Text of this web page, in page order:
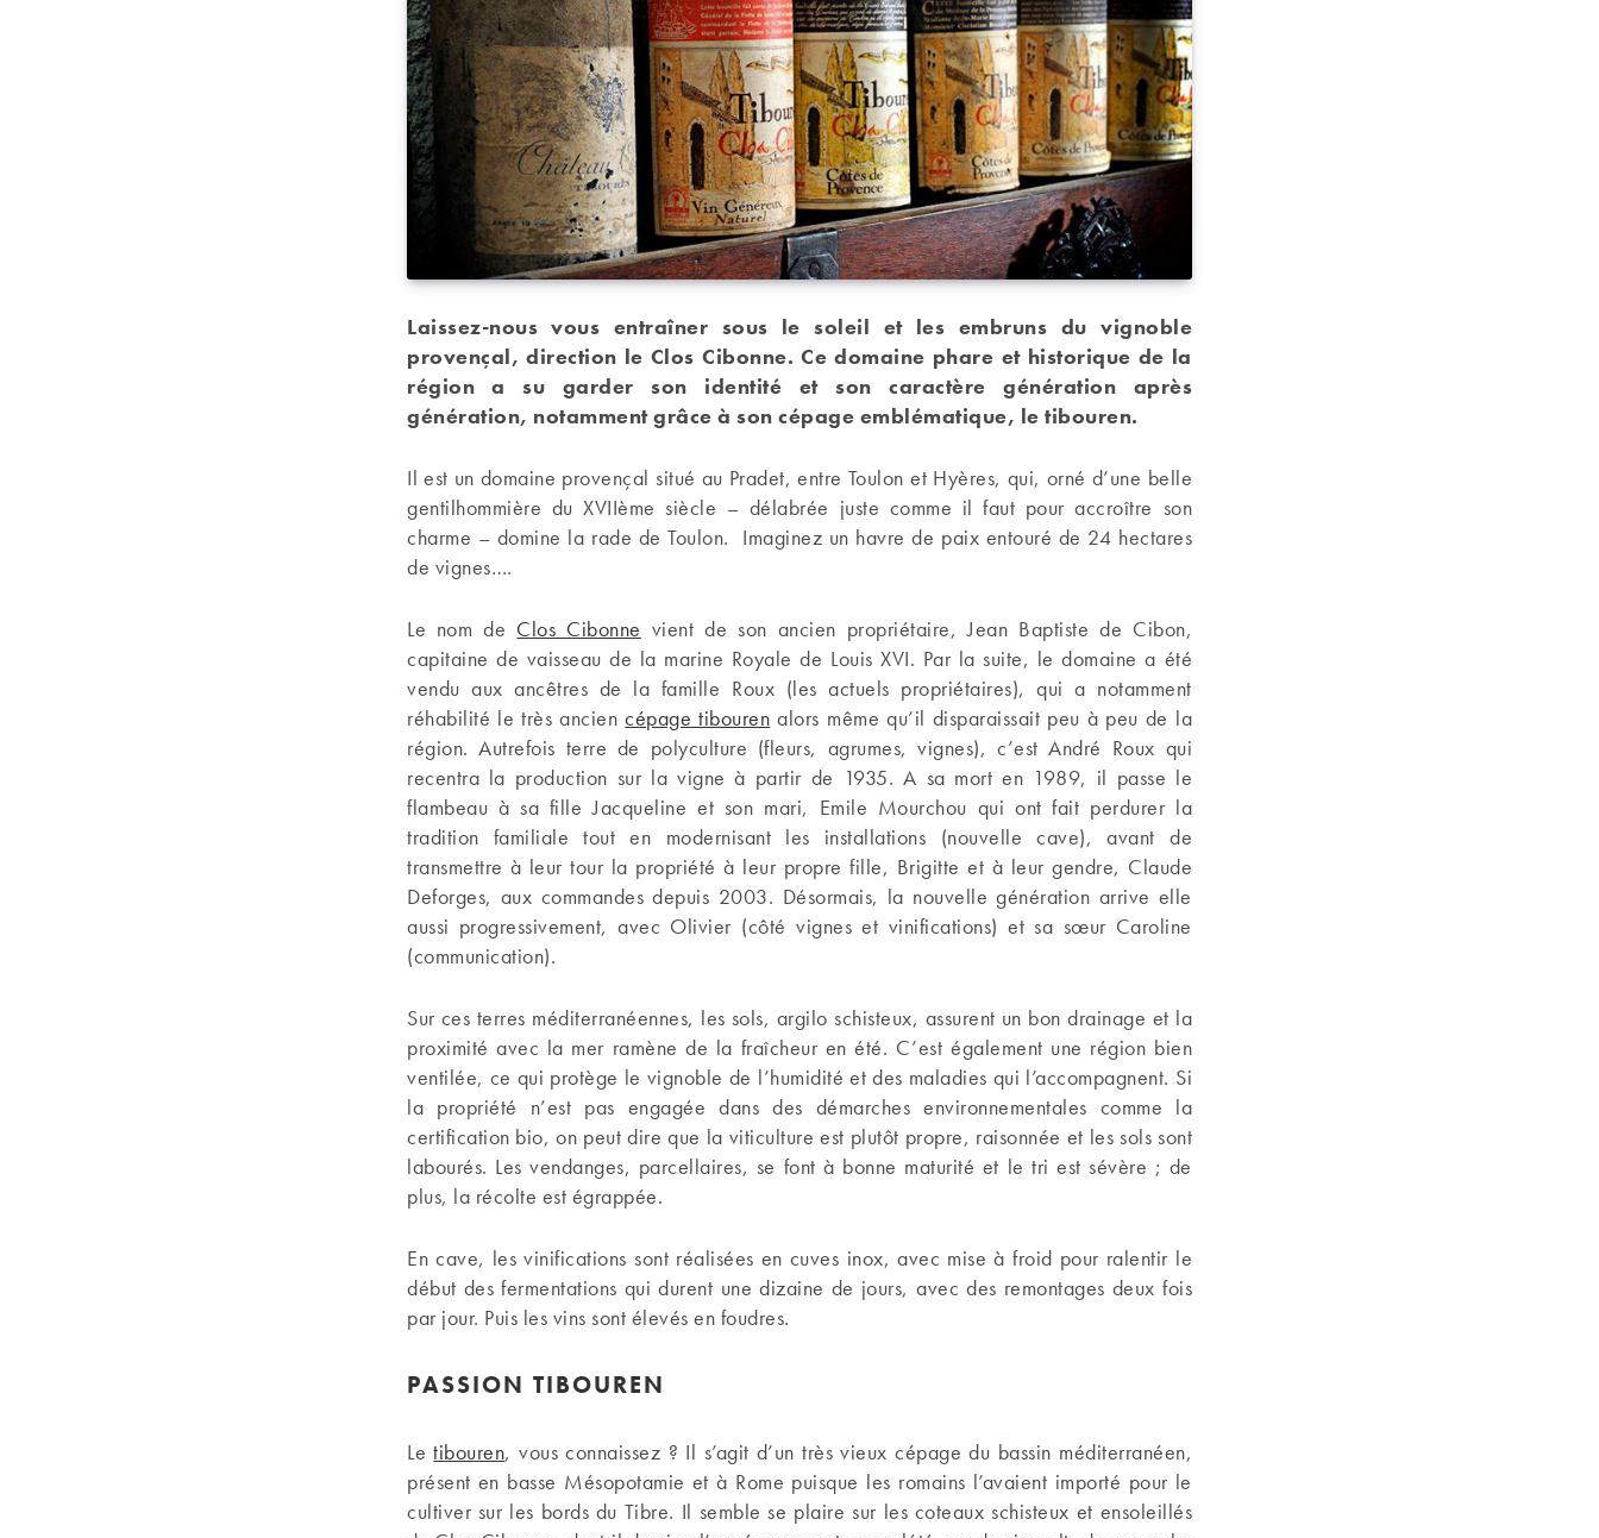
Laissez-nous vous entraîner sous le soleil et les embruns du vignoble
provençal, direction le Clos Cibonne. Ce domaine phare et historique de la
région a su garder son identité et son caractère génération après
génération, notamment grâce à son cépage emblématique, le tibouren.
Il est un domaine provençal situé au Pradet, entre Toulon et Hyères, qui, orné d’une belle
gentilhommière du XVIIème siècle – délabrée juste comme il faut pour accroître son
charme – domine la rade de Toulon. Imaginez un havre de paix entouré de 24 hectares
de vignes….
Le nom de Clos Cibonne vient de son ancien propriétaire, Jean Baptiste de Cibon,
capitaine de vaisseau de la marine Royale de Louis XVI. Par la suite, le domaine a été
vendu aux ancêtres de la famille Roux (les actuels propriétaires), qui a notamment
réhabilité le très anciencépage tibouren alors même qu’il disparaissait peu à peu de la
région. Autrefois terre de polyculture (fleurs, agrumes, vignes), c’est André Roux qui
recentra la production sur la vigne à partir de 1935. A sa mort en 1989, il passe le
flambeau à sa fille Jacqueline et son mari, Emile Mourchou qui ont fait perdurer la
tradition familiale tout en modernisant les installations (nouvelle cave), avant de
transmettre à leur tour la propriété à leur propre fille, Brigitte et à leur gendre, Claude
Deforges, aux commandes depuis 2003. Désormais, la nouvelle génération arrive elle
aussi progressivement, avec Olivier (côté vignes et vinifications) et sa sœur Caroline
(communication).
Sur ces terres méditerranéennes, les sols, argilo schisteux, assurent un bon drainage et la
proximité avec la mer ramène de la fraîcheur en été. C’est également une région bien
ventilée, ce qui protège le vignoble de l’humidité et des maladies qui l’accompagnent. Si
la propriété n’est pas engagée dans des démarches environnementales comme la
certification bio, on peut dire que la viticulture est plutôt propre, raisonnée et les sols sont
labourés. Les vendanges, parcellaires, se font à bonne maturité et le tri est sévère ; de
plus, la récolte est égrappée.
En cave, les vinifications sont réalisées en cuves inox, avec mise à froid pour ralentir le
début des fermentations qui durent une dizaine de jours, avec des remontages deux fois
par jour. Puis les vins sont élevés en foudres.
PASSION TIBOUREN
Letibouren, vous connaissez ? Il s’agit d’un très vieux cépage du bassin méditerranéen,
présent en basse Mésopotamie et à Rome puisque les romains l’avaient importé pour le
cultiver sur les bords du Tibre. Il semble se plaire sur les coteaux schisteux et ensoleillés